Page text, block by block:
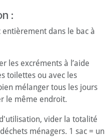
:
entièrement dans le bac à
les excréments à l’aide
toilettes ou avec les
mélanger tous les jours
le même endroit.
vider la totalité
ménagers. 1 sac = un